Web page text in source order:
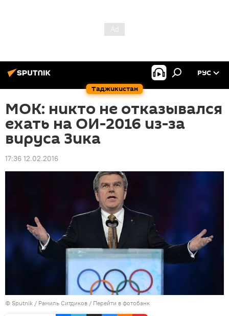
Таджикистан
РУС
МОК: никто не отказывался
ехать на ОИ-2016 из-за
вируса Зика
17:36 12.02.2016
© Sputnik / Рамиль Ситдиков / Перейти в фотобанк